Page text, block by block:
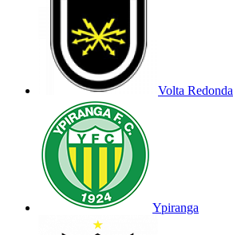
Volta Redonda
Ypiranga